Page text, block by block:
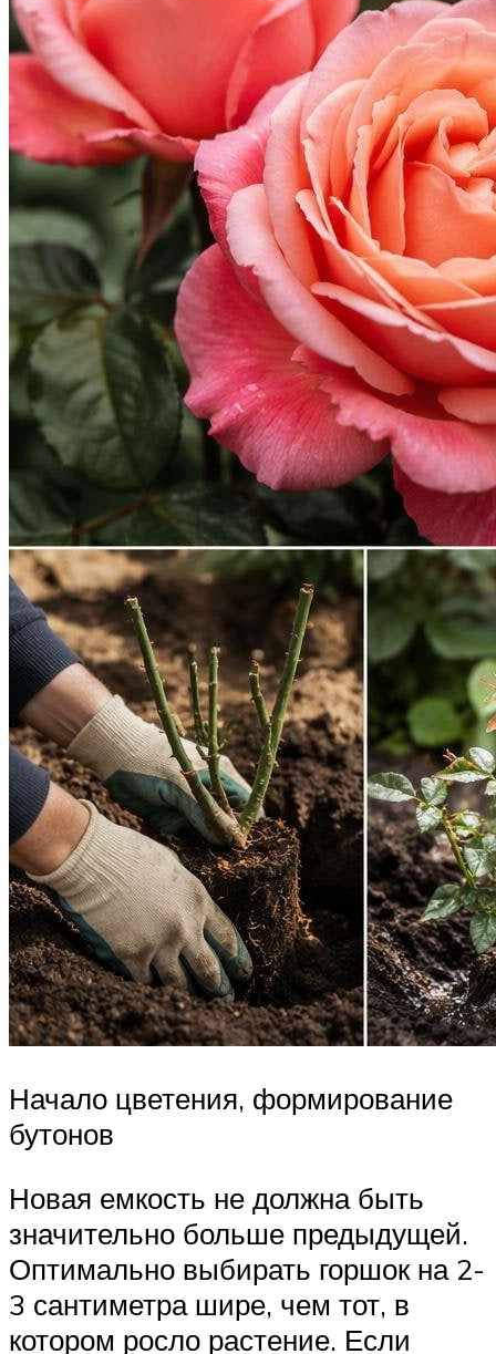
Начало цветения, формирование
бутонов
Новая емкость не должна быть
значительно больше предыдущей.
Оптимально выбирать горшок на 2-
3 сантиметра шире, чем тот, в
котором росло растение. Если